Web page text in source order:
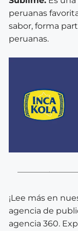
peruanas
sabor, forma
peruanas.
¡Lee más en
agencia de
agencia 360.